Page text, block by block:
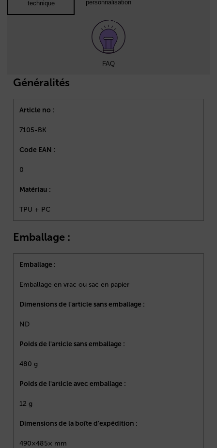
technique personnalisation
FAQ
Généralités
Article no :
7105-BK
Code EAN :
0
Matériau :
TPU + PC
Emballage :
Emballage :
Emballage en vrac ou sac en papier
Dimensions de l'article sans emballage :
ND
Poids de l'article sans emballage :
480 g
Poids de l'article avec emballage :
12 g
Dimensions de la boîte d'expédition :
490×485× mm